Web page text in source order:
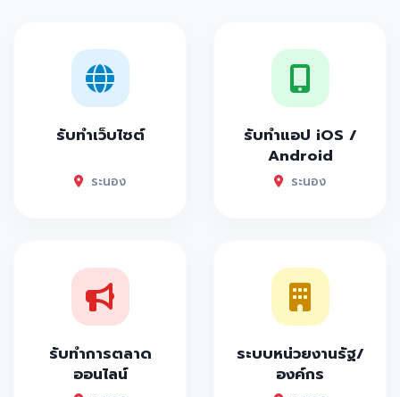
รับทำเว็บไซต์
ระนอง
รับทำแอป iOS /
Android
ระนอง
รับทำการตลาด
ออนไลน์
ระบบหน่วยงานรัฐ/
องค์กร